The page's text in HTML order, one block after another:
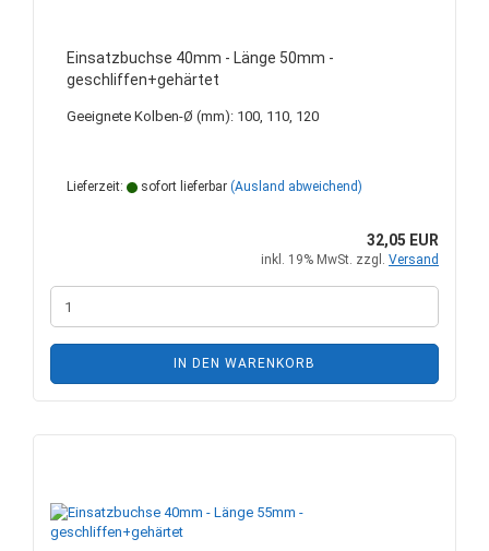
Einsatzbuchse 40mm - Länge 50mm -
geschliffen+gehärtet
Geeignete Kolben-Ø (mm): 100, 110, 120
Lieferzeit: sofort lieferbar (Ausland abweichend)
32,05 EUR
inkl. 19% MwSt. zzgl. Versand
IN DEN WARENKORB